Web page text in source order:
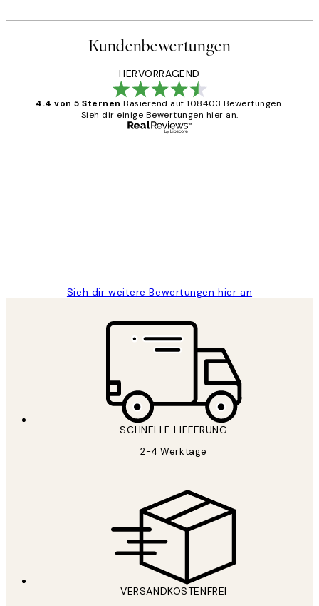
Kundenbewertungen
HERVORRAGEND
4.4 von 5 Sternen Basierend auf 108403 Bewertungen.
Sieh dir einige Bewertungen hier an.
Sieh dir weitere Bewertungen hier an
SCHNELLE LIEFERUNG
2-4 Werktage
VERSANDKOSTENFREI